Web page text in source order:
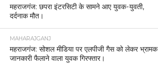
महराजगंज: छपरा इंटरसिटी के सामने आए युवक-युवती,
दर्दनाक मौत।
MAHARAJGANJ
महराजगंज: सोशल मीडिया पर एलपीजी गैस को लेकर भ्रामक
जानकारी फैलाने वाला युवक गिरफ्तार।